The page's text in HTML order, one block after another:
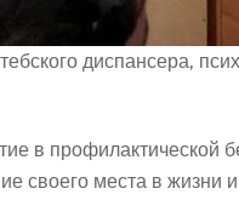
диспансера,
своего места в жизни